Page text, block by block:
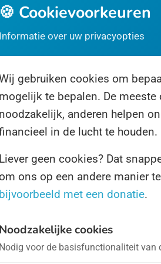
Dag van de
wordt nog al eens
De eerste is kwakzalverij,
Dag van het Bier-
Een Dag waar we echt
vrijdag van augustus is het
Dag van het Licht
🍪 Cookievoorkeuren
Informatie over uw privacyopties
gebruiken cookies om
mogelijk te bepalen. De meeste
noodzakelijk, anderen helpen
in de lucht te houden.
Liever geen cookies? Dat
om ons op een andere manier
bijvoorbeeld met een donatie.
Noodzakelijke cookies
Nodig voor de basisfunctionaliteit van